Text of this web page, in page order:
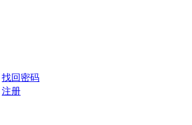
找回密码
注册